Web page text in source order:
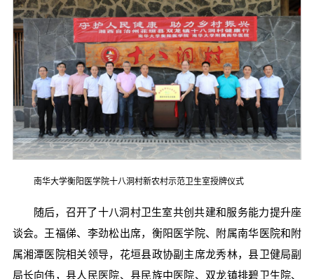
南华大学衡阳医学院十八洞村新农村示范卫生室授牌仪式
随后，召开了十八洞村卫生室共创共建和服务能力提升座
谈会。王福俤、李劲松出席，衡阳医学院、附属南华医院和附
属湘潭医院相关领导，花垣县政协副主席龙秀林，县卫健局副
局长向伟，县人民医院、县民族中医院、双龙镇排碧卫生院、